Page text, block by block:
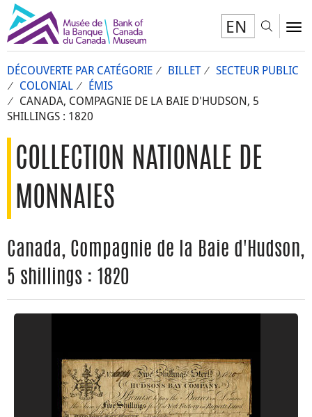
EN
DÉCOUVERTE PAR CATÉGORIE BILLET
SECTEUR PUBLIC
COLONIAL
ÉMIS
CANADA, COMPAGNIE DE LA BAIE D'HUDSON, 5
SHILLINGS : 1820
COLLECTION NATIONALE DE
MONNAIES
Canada, Compagnie de la Baie d'Hudson,
5 shillings : 1820